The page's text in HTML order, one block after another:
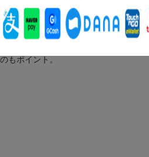
ザイン。
なポーチです♪
納するのにぴったり。
もポイント。